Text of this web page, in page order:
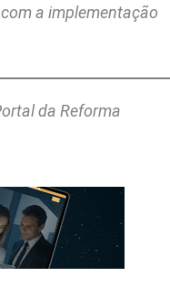
a implementação
da Reforma